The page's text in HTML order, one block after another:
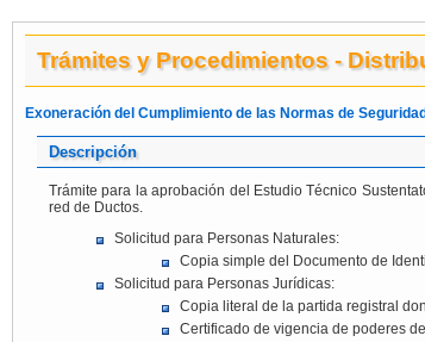
Trámites y Procedimientos -
Exoneración del Cumplimiento de las Normas de
Descripción
Trámite para la aprobación del Estudio Técnico
red de Ductos.
Solicitud para Personas Naturales:
Copia simple del Documento de
Solicitud para Personas Jurídicas:
Copia literal de la partida registral
Certificado de vigencia de poderes